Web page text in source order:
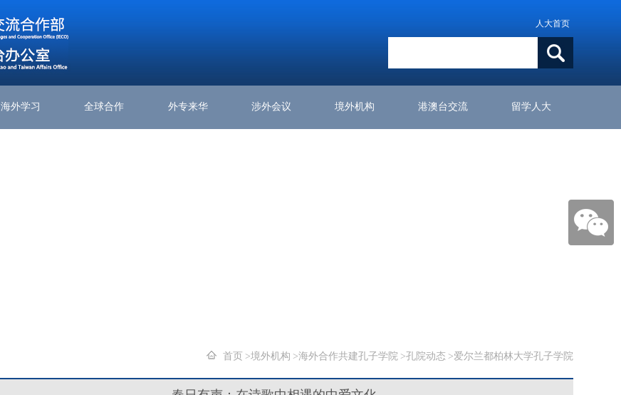
人大首页
海外学习 全球合作 外专来华 涉外会议 境外机构 港澳台交流 留学人大
首页 境外机构 海外合作共建孔子学院 孔院动态 爱尔兰都柏林大学孔子学院